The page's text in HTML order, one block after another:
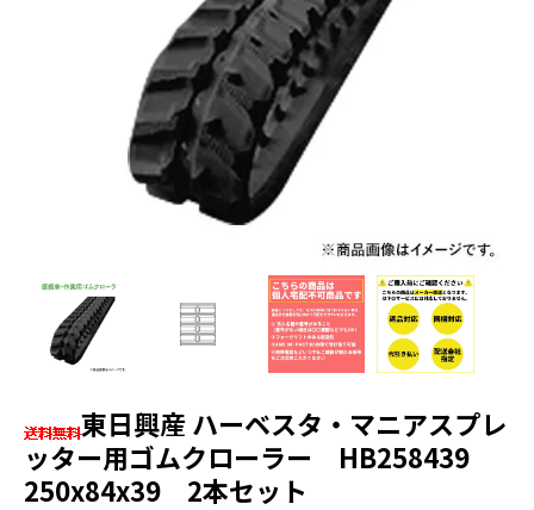
東日興産 ハーベスタ・マニアスプレ
ッター用ゴムクローラー HB258439
250x84x39 2本セット